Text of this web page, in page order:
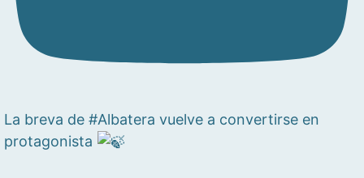
La breva de #Albatera vuelve a convertirse en
protagonista